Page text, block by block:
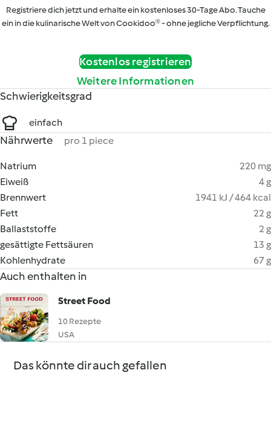
Registriere dich jetzt und erhalte ein kostenloses 30-Tage Abo. Tauche
ein in die kulinarische Welt von Cookidoo® - ohne jegliche Verpflichtung.
Kostenlos registrieren
Weitere Informationen
Schwierigkeitsgrad
einfach
Nährwerte pro 1 piece
Natrium
220 mg
Eiweiß
4 g
Brennwert
1941 kJ / 464 kcal
Fett
22 g
Ballaststoffe
2 g
gesättigte Fettsäuren
13 g
Kohlenhydrate
67 g
Auch enthalten in
Street Food
10 Rezepte
USA
Das könnte dir auch gefallen